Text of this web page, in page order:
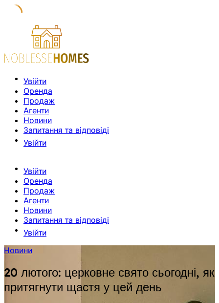
Увійти
Оренда
Продаж
Агенти
Новини
Запитання та відповіді
Увійти
Увійти
Оренда
Продаж
Агенти
Новини
Запитання та відповіді
Увійти
Новини
20 лютого: церковне свято сьогодні, як
притягнути щастя у цей день